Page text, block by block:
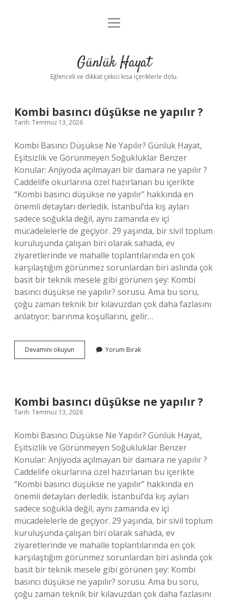
Anasayfa
Yasal Uyarı
menüyü
Günlük Hayat
Eğlenceli ve dikkat çekici kısa içeriklerle dolu.
Günlük
Hayat
Yazılar
Kombi basıncı düşükse ne yapılır ?
Tarih: Temmuz 13, 2026
Kombi Basıncı Düşükse Ne Yapılır? Günlük Hayat,
Eşitsizlik ve Görünmeyen Soğukluklar Benzer
Konular: Anjiyoda açılmayan bir damara ne yapılır ?
Caddelife okurlarına özel hazırlanan bu içerikte
“Kombi basıncı düşükse ne yapılır” hakkında en
önemli detayları derledik. İstanbul’da kış ayları
sadece soğukla değil, aynı zamanda ev içi
mücadelelerle de geçiyor. 29 yaşında, bir sivil toplum
kuruluşunda çalışan biri olarak sahada, ev
ziyaretlerinde ve mahalle toplantılarında en çok
karşılaştığım görünmez sorunlardan biri aslında çok
basit bir teknik mesele gibi görünen şey: Kombi
basıncı düşükse ne yapılır? sorusu. Ama bu soru,
çoğu zaman teknik bir kılavuzdan çok daha fazlasını
anlatıyor; barınma koşullarını, gelir…
Devamını okuyun
basıncı
Yorum Bırak
Kombi basıncı düşükse ne yapılır ?
Tarih: Temmuz 13, 2026
Kombi Basıncı Düşükse Ne Yapılır? Günlük Hayat,
Eşitsizlik ve Görünmeyen Soğukluklar Benzer
Konular: Anjiyoda açılmayan bir damara ne yapılır ?
Caddelife okurlarına özel hazırlanan bu içerikte
“Kombi basıncı düşükse ne yapılır” hakkında en
önemli detayları derledik. İstanbul’da kış ayları
sadece soğukla değil, aynı zamanda ev içi
mücadelelerle de geçiyor. 29 yaşında, bir sivil toplum
kuruluşunda çalışan biri olarak sahada, ev
ziyaretlerinde ve mahalle toplantılarında en çok
karşılaştığım görünmez sorunlardan biri aslında çok
basit bir teknik mesele gibi görünen şey: Kombi
basıncı düşükse ne yapılır? sorusu. Ama bu soru,
çoğu zaman teknik bir kılavuzdan çok daha fazlasını